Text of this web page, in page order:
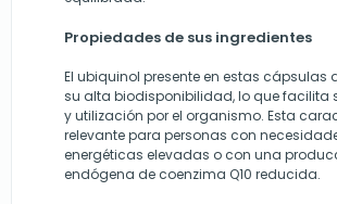
Propiedades de sus ingredientes
El ubiquinol presente en estas cápsulas
su alta biodisponibilidad, lo que facilita
y utilización por el organismo. Esta
relevante para personas con
energéticas elevadas o con una
endógena de coenzima Q10 reducida.